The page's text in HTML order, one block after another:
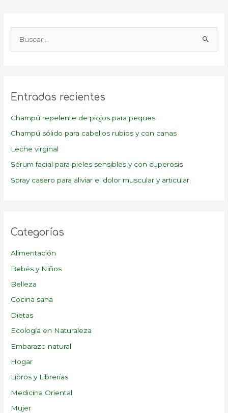
r
p
o
Entradas recientes
Champú repelente de piojos para peques
Champú sólido para cabellos rubios y con canas
Leche virginal
Sérum facial para pieles sensibles y con cuperosis
Spray casero para aliviar el dolor muscular y articular
Categorías
Alimentación
Bebés y Niños
Belleza
Cocina sana
Dietas
Ecología en Naturaleza
Embarazo natural
Hogar
Libros y Librerías
Medicina Oriental
Mujer